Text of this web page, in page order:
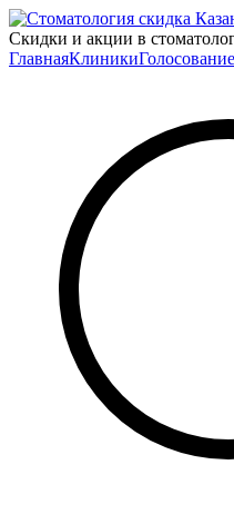
Скидки и акции в
ГлавнаяКлиникиГолосование